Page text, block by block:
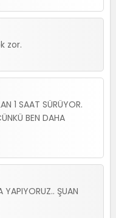
zor.
1 SAAT SÜRÜYOR.
BEN DAHA
ŞUAN